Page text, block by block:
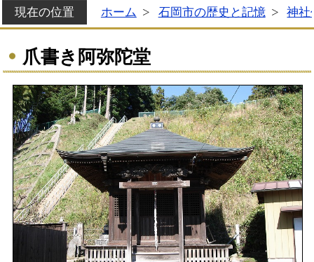
現在の位置 ホーム 石岡市の歴史と記憶 神社
爪書き阿弥陀堂